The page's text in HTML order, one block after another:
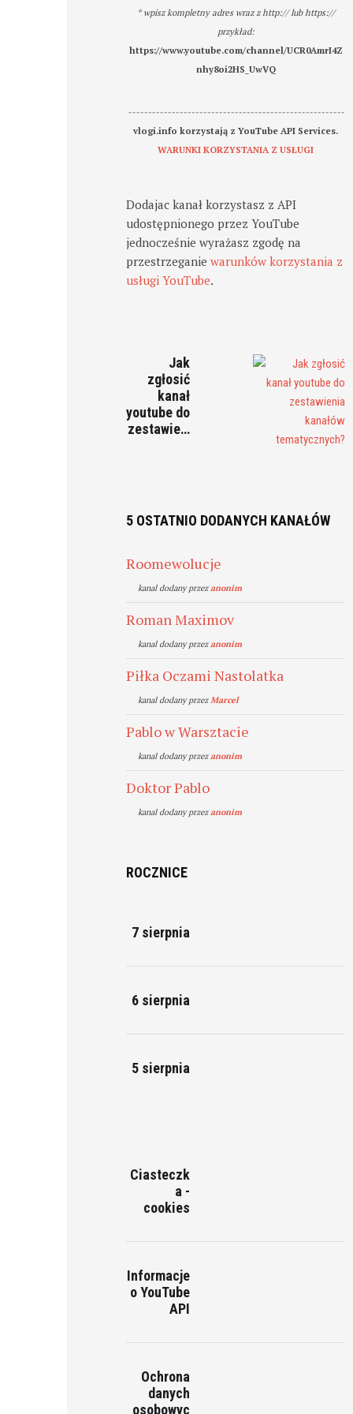
* wpisz kompletny adres wraz z http:// lub https://
przykład:
https://www.youtube.com/channel/UCR0AmrI4Z
nhy8oi2HS_UwVQ
-------------------------------------------------------
vlogi.info korzystają z YouTube API Services.
WARUNKI KORZYSTANIA Z USŁUGI
Dodajac kanał korzystasz z API
udostępnionego przez YouTube
jednocześnie wyrażasz zgodę na
przestrzeganiewarunków korzystania z
usługi YouTube.
Jak
zgłosić
kanał
youtube do
zestawie…
5 OSTATNIO DODANYCH KANAŁÓW
Roomewolucje
kanal dodany przezanonim
Roman Maximov
kanal dodany przezanonim
Piłka Oczami Nastolatka
kanal dodany przezMarcel
Pablo w Warsztacie
kanal dodany przezanonim
Doktor Pablo
kanal dodany przezanonim
ROCZNICE
7 sierpnia
6 sierpnia
5 sierpnia
Ciasteczk
a -
cookies
Informacje
o YouTube
API
Ochrona
danych
osobowyc